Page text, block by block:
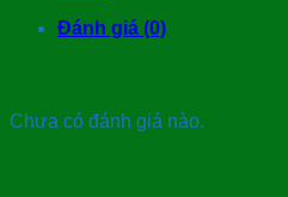
Đánh giá (0)
Chưa có đánh giá nào.